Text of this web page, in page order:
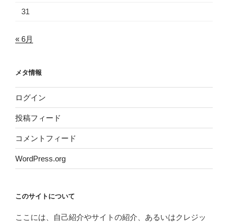
31
« 6月
メタ情報
ログイン
投稿フィード
コメントフィード
WordPress.org
このサイトについて
ここには、自己紹介やサイトの紹介、あるいはクレジッ